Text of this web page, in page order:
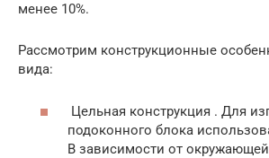
менее 10%.
Рассмотрим конструкционные
вида:
Цельная конструкция . Для
подоконного блока
В зависимости от